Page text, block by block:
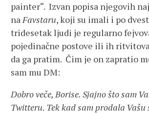
painter“. Izvan popisa njegovih
naFavstaru, koji su imali i po
tridesetak ljudi je regularno
pojedinačne postove ili ih
da ga pratim. Čim je on zapratio
sam mu DM:
Dobro veče, Borise. Sjajno što sam
Twitteru. Tek kad sam prodala Vašu